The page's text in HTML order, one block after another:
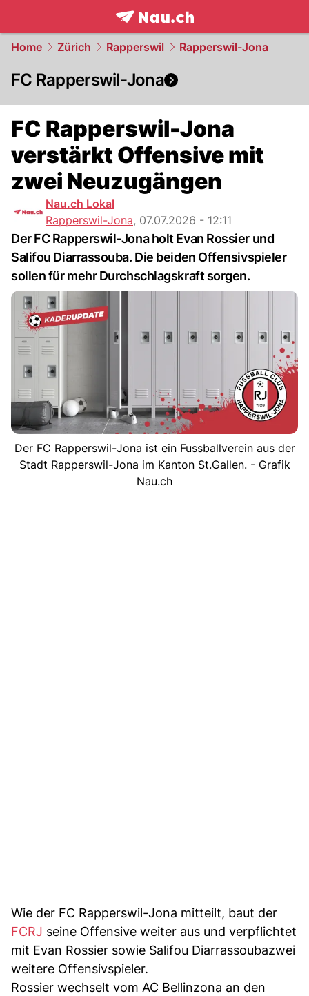
frontpage.NAU.ch
Home Zürich Rapperswil Rapperswil-Jona
FC Rapperswil-Jona
FC Rapperswil-Jona
verstärkt Offensive mit
zwei Neuzugängen
Nau.ch Lokal
Rapperswil-Jona, 07.07.2026 - 12:11
Der FC Rapperswil-Jona holt Evan Rossier und
Salifou Diarrassouba. Die beiden Offensivspieler
sollen für mehr Durchschlagskraft sorgen.
Der FC Rapperswil-Jona ist ein Fussballverein aus der
Stadt Rapperswil-Jona im Kanton St.Gallen. - Grafik
Nau.ch
Wie der FC Rapperswil-Jona mitteilt, baut der
FCRJ seine Offensive weiter aus und verpflichtet
mit Evan Rossier sowie Salifou Diarrassoubazwei
weitere Offensivspieler.
Rossier wechselt vom AC Bellinzona an den